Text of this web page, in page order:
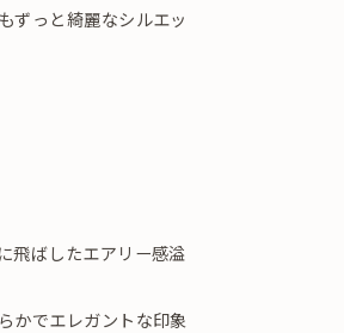
ずっと綺麗なシルエッ
飛ばしたエアリー感溢
かでエレガントな印象